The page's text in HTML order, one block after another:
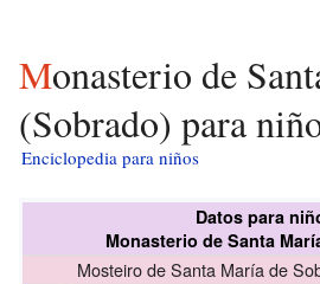
Monasterio de Santa María
(Sobrado) para
Enciclopedia para niños
Datos para
Monasterio de Santa
Mosteiro de Santa María de